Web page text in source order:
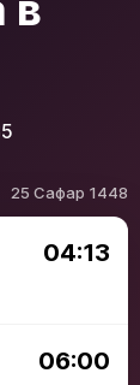
25 Сафар 1448
04:13
06:00